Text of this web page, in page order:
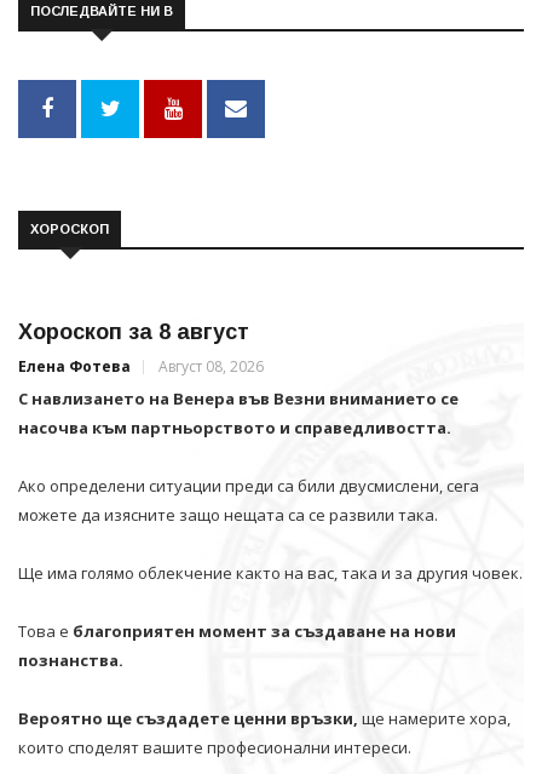
ПОСЛЕДВАЙТЕ НИ В
ХОРОСКОП
Хороскоп за 8 август
Елена Фотева Август 08, 2026
С навлизането на Венера във Везни вниманието се
насочва към партньорството и справедливостта.
Ако определени ситуации преди са били двусмислени, сега
можете да изясните защо нещата са се развили така.
Ще има голямо облекчение както на вас, така и за другия човек.
Това е благоприятен момент за създаване на нови
познанства.
Вероятно ще създадете ценни връзки, ще намерите хора,
които споделят вашите професионални интереси.